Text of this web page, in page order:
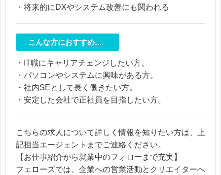
・将来的にDXやシステム改善にも関われる
こんな方におすすめ…
・IT職にキャリアチェンジしたい方。
・パソコンやシステムに興味がある方。
・社内SEとして長く働きたい方。
・安定した会社で正社員を目指したい方。
こちらの求人について詳しく情報を知りたい方は、上
記担当エージェントまでご連絡ください。
【お仕事紹介から就業中のフォローまで充実】
フェローズでは、企業への営業活動とクリエイターへ